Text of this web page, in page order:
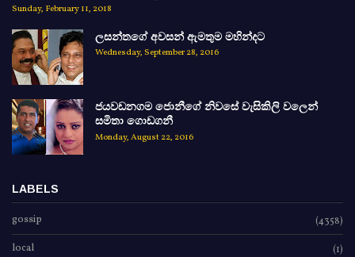
Sunday, February 11, 2018
ලසන්තගේ අවසන් ඇමතුම මහින්දට
Wednesday, September 28, 2016
ජයවඩනගම ජොනීගේ නිවසේ වැසිකිලි වලෙන්
සමිතා ගොඩගනී
Monday, August 22, 2016
LABELS
gossip (4358)
local (1)